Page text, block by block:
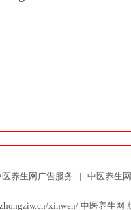
医养生网广告服务 | 中医养生
xinwen/ 中医养生